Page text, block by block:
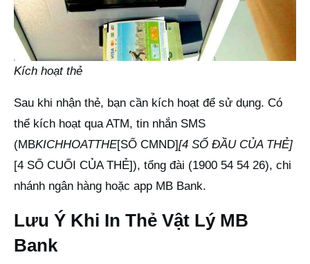
Kích hoạt thẻ
Sau khi nhận thẻ, bạn cần kích hoạt để sử dụng. Có
thể kích hoạt qua ATM, tin nhắn SMS
(MBKICHHOATTHE[SỐ CMND][4 SỐ ĐẦU CỦA THẺ]
[4 SỐ CUỐI CỦA THẺ]), tổng đài (1900 54 54 26), chi
nhánh ngân hàng hoặc app MB Bank.
Lưu Ý Khi In Thẻ Vật Lý MB
Bank